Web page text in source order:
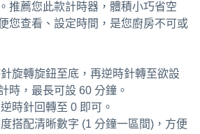
推薦您此款計時器，體積小巧省空
您查看、設定時間，是您廚房不可或
旋轉旋鈕至底，再逆時針轉至欲設
時，最長可設 60 分鐘。
時針回轉至 0 即可。
搭配清晰數字 (1 分鐘一區間)，方便